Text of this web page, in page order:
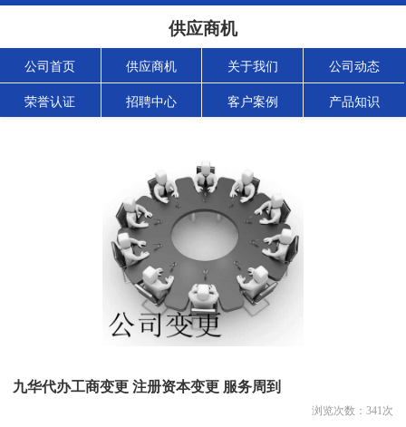
供应商机
公司首页 供应商机 关于我们 公司动态
荣誉认证 招聘中心 客户案例 产品知识
九华代办工商变更 注册资本变更 服务周到
浏览次数： 341次